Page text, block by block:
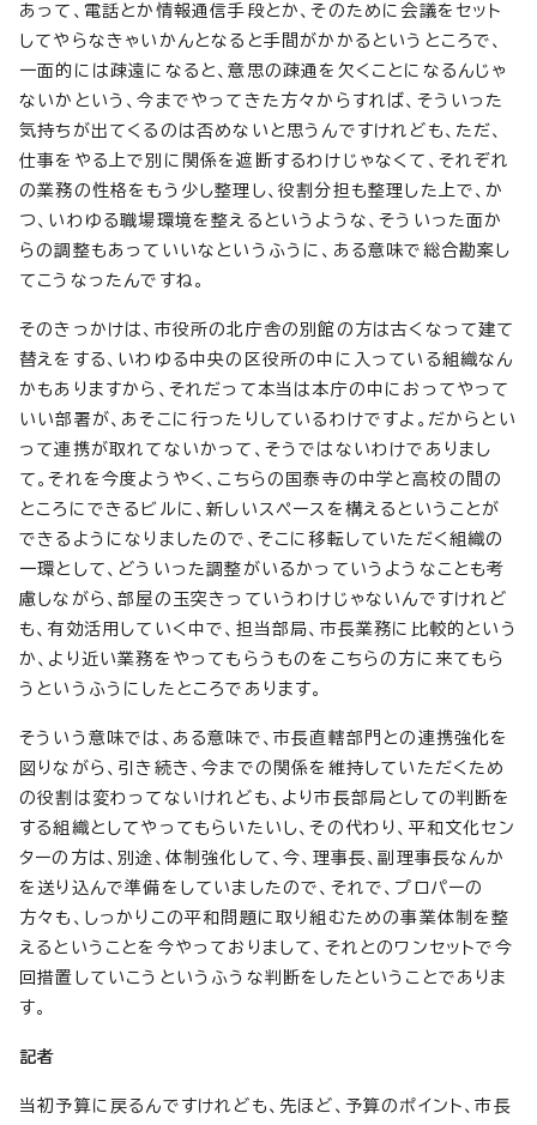
あって、電話とか情報通信手段とか、そのために会議をセット
してやらなきゃいかんとなると手間がかかるというところで、
一面的には疎遠になると、意思の疎通を欠くことになるんじゃ
ないかという、今までやってきた方々からすれば、そういった
気持ちが出てくるのは否めないと思うんですけれども、ただ、
仕事をやる上で別に関係を遮断するわけじゃなくて、それぞれ
の業務の性格をもう少し整理し、役割分担も整理した上で、か
つ、いわゆる職場環境を整えるというような、そういった面か
らの調整もあっていいなというふうに、ある意味で総合勘案し
てこうなったんですね。
そのきっかけは、市役所の北庁舎の別館の方は古くなって建て
替えをする、いわゆる中央の区役所の中に入っている組織なん
かもありますから、それだって本当は本庁の中におってやって
いい部署が、あそこに行ったりしているわけですよ。だからとい
って連携が取れてないかって、そうではないわけでありまし
て。それを今度ようやく、こちらの国泰寺の中学と高校の間の
ところにできるビルに、新しいスペースを構えるということが
できるようになりましたので、そこに移転していただく組織の
一環として、どういった調整がいるかっていうようなことも考
慮しながら、部屋の玉突きっていうわけじゃないんですけれど
も、有効活用していく中で、担当部局、市長業務に比較的という
か、より近い業務をやってもらうものをこちらの方に来てもら
うというふうにしたところであります。
そういう意味では、ある意味で、市長直轄部門との連携強化を
図りながら、引き続き、今までの関係を維持していただくため
の役割は変わってないけれども、より市長部局としての判断を
する組織としてやってもらいたいし、その代わり、平和文化セン
ターの方は、別途、体制強化して、今、理事長、副理事長なんか
を送り込んで準備をしていましたので、それで、プロパーの
方々も、しっかりこの平和問題に取り組むための事業体制を整
えるということを今やっておりまして、それとのワンセットで今
回措置していこうというふうな判断をしたということでありま
す。
記者
当初予算に戻るんですけれども、先ほど、予算のポイント、市長